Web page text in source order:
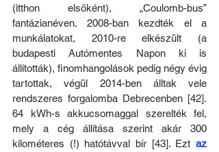
(itthon elsőként), „Coulomb-bus”
fantázianéven. 2008-ban kezdték el a
munkálatokat, 2010-re elkészült (a
budapesti Autómentes Napon ki is
állították), finomhangolások pedig négy évig
tartottak, végül 2014-ben álltak vele
rendszeres forgalomba Debrecenben [42].
64 kWh-s akkucsomaggal szerelték fel,
mely a cég állítása szerint akár 300
kilométeres (!) hatótávval bír [43]. Ezt az